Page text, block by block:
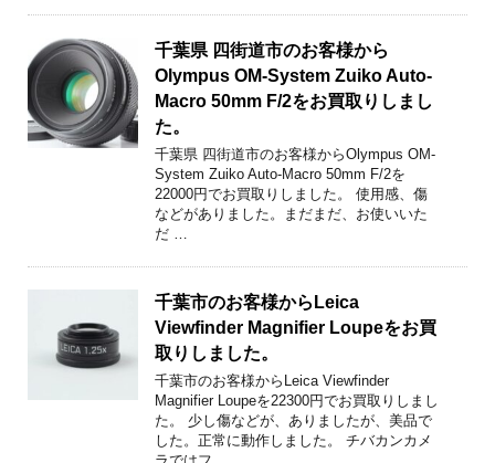
千葉県 四街道市のお客様から
Olympus OM-System Zuiko Auto-
Macro 50mm F/2をお買取りしまし
た。
千葉県 四街道市のお客様からOlympus OM-
System Zuiko Auto-Macro 50mm F/2を
22000円でお買取りしました。 使用感、傷
などがありました。まだまだ、お使いいた
だ …
千葉市のお客様からLeica
Viewfinder Magnifier Loupeをお買
取りしました。
千葉市のお客様からLeica Viewfinder
Magnifier Loupeを22300円でお買取りしまし
た。 少し傷などが、ありましたが、美品で
した。正常に動作しました。 チバカンカメ